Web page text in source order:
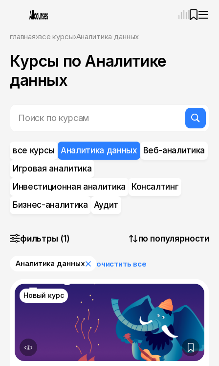
главная все курсы Аналитика данных
Курсы по Аналитике
данных
все курсы Аналитика данных
Веб-аналитика
Игровая аналитика
Инвестиционная аналитика
Консалтинг
Бизнес-аналитика
Аудит
фильтры (1) по популярности
Аналитика данных очистить все
Новый курс
Ассистент 08.08.26, 06:23
Привет! Я Ваш карьерный навигатор. Подберу
курсы, которые соответствует именно вашим
целям.
Приступим?